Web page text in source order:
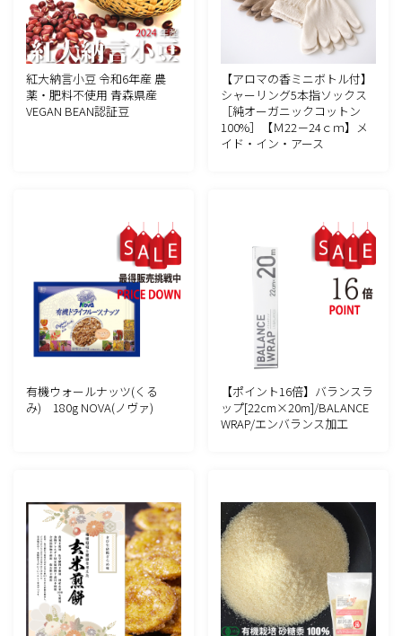
紅大納言小豆 令和6年産 農
薬・肥料不使用 青森県産
VEGAN BEAN認証豆
【アロマの香ミニボトル付】
シャーリング5本指ソックス
［純オーガニックコットン
100%］【Ｍ22－24ｃｍ】メ
イド・イン・アース
有機ウォールナッツ(くる
み) 180g NOVA(ノヴァ)
【ポイント16倍】バランスラ
ップ[22cm×20m]/BALANCE
WRAP/エンバランス加工